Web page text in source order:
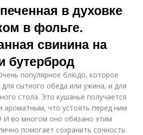
в духовке
в фольге.
свинина на
бутерброд
популярное блюдо, которое
сытного обеда или ужина, и для
стола. Это кушанье получается
ароматным, что устоять перед ним
И во многом оно обязано этим
помогает сохранить сочность